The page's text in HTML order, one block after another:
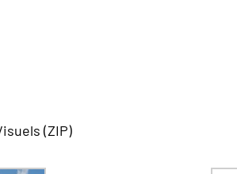
(ZIP)